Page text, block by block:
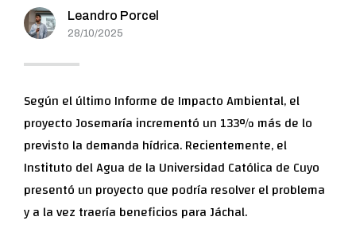
Leandro Porcel
28/10/2025
Según el último Informe de Impacto Ambiental, el
proyecto Josemaría incrementó un 133% más de lo
previsto la demanda hídrica. Recientemente, el
Instituto del Agua de la Universidad Católica de Cuyo
presentó un proyecto que podría resolver el problema
y a la vez traería beneficios para Jáchal.